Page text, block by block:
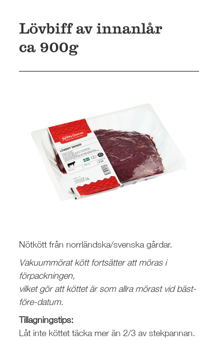
Lövbiff av innanlår
ca 900g
Nötkött från norrländska/svenska gårdar.
Vakuummörat kött fortsätter att möras i
förpackningen,
vilket gör att köttet är som allra mörast vid bäst-
före-datum.
Tillagningstips:
Låt inte köttet täcka mer än 2/3 av stekpannan.